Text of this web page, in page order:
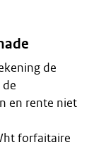
de
en rente niet
forfaitaire